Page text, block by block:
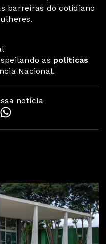
barreiras do cotidiano
as políticas
Nacional.
notícia